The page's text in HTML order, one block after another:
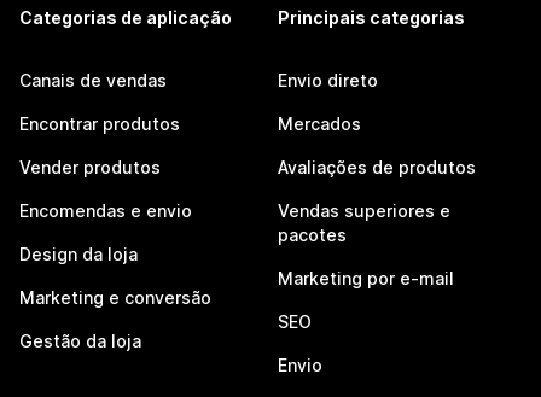
Categorias de aplicação
Canais de vendas
Encontrar produtos
Vender produtos
Encomendas e envio
Design da loja
Marketing e conversão
Gestão da loja
Principais categorias
Envio direto
Mercados
Avaliações de produtos
Vendas superiores e
pacotes
Marketing por e-mail
SEO
Envio